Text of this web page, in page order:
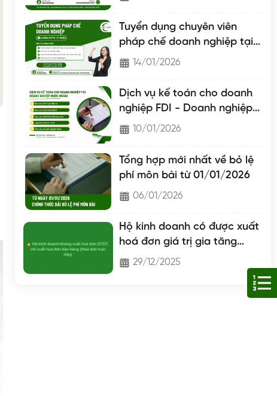
Tuyển dụng chuyên viên
pháp chế doanh nghiệp tại
Nam Định
14/01/2026
Dịch vụ kế toán cho doanh
nghiệp FDI - Doanh nghiệp
nước ngoài
10/01/2026
Tổng hợp mới nhất về bỏ lệ
phí môn bài từ 01/01/2026
06/01/2026
Hộ kinh doanh có được xuất
hoá đơn giá trị gia tăng
không?
29/12/2025